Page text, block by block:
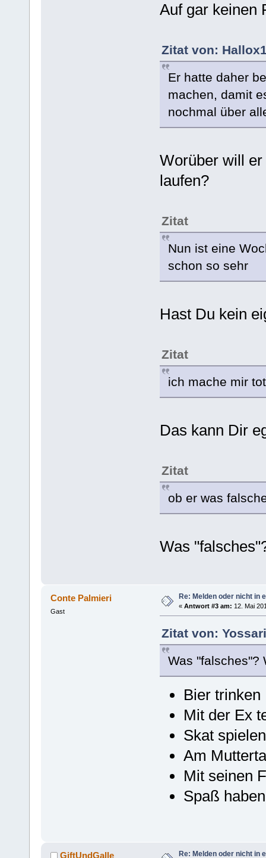
Auf gar keinen
Zitat von:
Er hatte daher
machen, damit
nochmal über
Worüber will
laufen?
Zitat
Nun ist eine
schon so sehr
Hast Du kein
Zitat
ich mache mir
Das kann Dir
Zitat
ob er was
Was
Conte Palmieri
Gast
Re: Melden oder nicht in
« Antwort #3 am: 12. Mai
Zitat von:
Was "falsches"?
Bier trinken
Mit der Ex
Skat spielen
Am
Mit seinen
Spaß haben
GiftUndGalle Re: Melden oder nicht in